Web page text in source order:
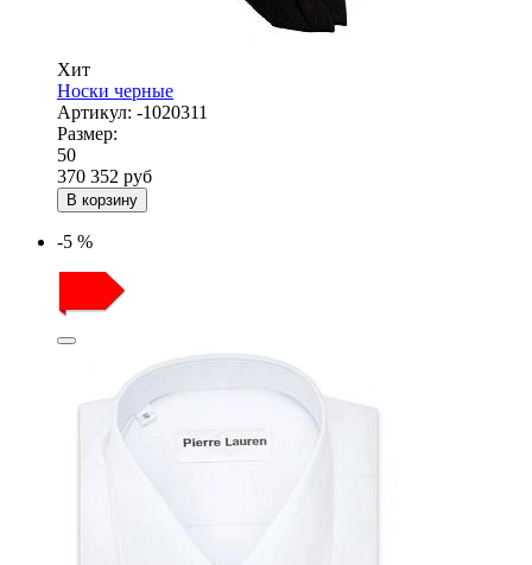
Хит
Носки черные
Артикул: -1020311
Размер:
50
370 352 руб
В корзину
-5 %